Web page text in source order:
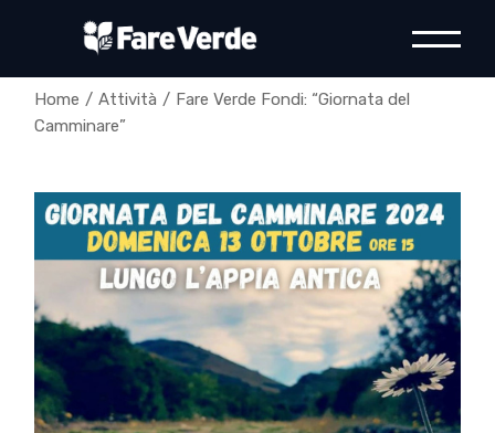
Home Attività
Fare Verde Fondi: “Giornata del
Camminare”